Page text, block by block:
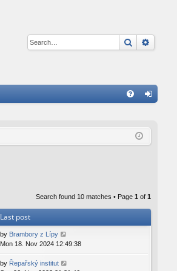
Search
in
Search found 10 matches • Page 1 of 1
Last post
by Brambory z Lípy
Mon 18. Nov 2024 12:49:38
by Řepařský institut